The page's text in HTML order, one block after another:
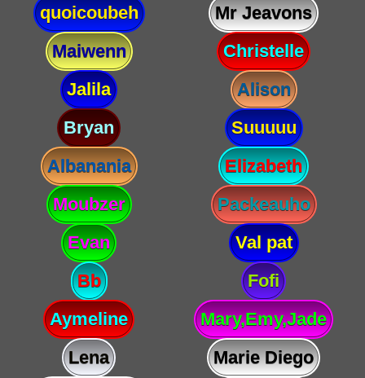
quoicoubeh
Mr Jeavons
Maiwenn
Christelle
Jalila
Alison
Bryan
Suuuuu
Albanania
Elizabeth
Moubzer
Packeauho
Evan
Val pat
Bb
Fofi
Aymeline
Mary,Emy,Jade
Lena
Marie Diego